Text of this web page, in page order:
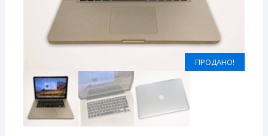
ПРОДАНО!
ПРОДАНО!